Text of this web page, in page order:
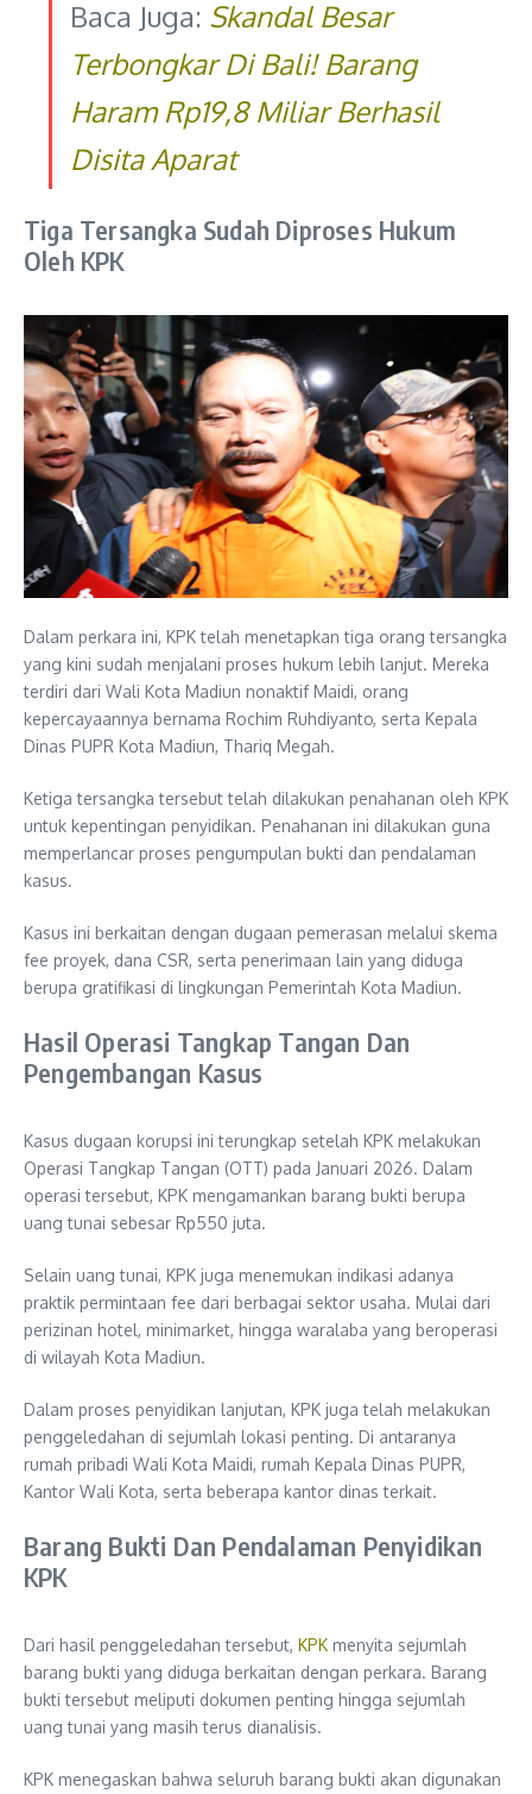
Baca Juga: Skandal Besar
Terbongkar Di Bali! Barang
Haram Rp19,8 Miliar Berhasil
Disita Aparat
Tiga Tersangka Sudah Diproses Hukum
Oleh KPK
Dalam perkara ini, KPK telah menetapkan tiga orang tersangka
yang kini sudah menjalani proses hukum lebih lanjut. Mereka
terdiri dari Wali Kota Madiun nonaktif Maidi, orang
kepercayaannya bernama Rochim Ruhdiyanto, serta Kepala
Dinas PUPR Kota Madiun, Thariq Megah.
Ketiga tersangka tersebut telah dilakukan penahanan oleh KPK
untuk kepentingan penyidikan. Penahanan ini dilakukan guna
memperlancar proses pengumpulan bukti dan pendalaman
kasus.
Kasus ini berkaitan dengan dugaan pemerasan melalui skema
fee proyek, dana CSR, serta penerimaan lain yang diduga
berupa gratifikasi di lingkungan Pemerintah Kota Madiun.
Hasil Operasi Tangkap Tangan Dan
Pengembangan Kasus
Kasus dugaan korupsi ini terungkap setelah KPK melakukan
Operasi Tangkap Tangan (OTT) pada Januari 2026. Dalam
operasi tersebut, KPK mengamankan barang bukti berupa
uang tunai sebesar Rp550 juta.
Selain uang tunai, KPK juga menemukan indikasi adanya
praktik permintaan fee dari berbagai sektor usaha. Mulai dari
perizinan hotel, minimarket, hingga waralaba yang beroperasi
di wilayah Kota Madiun.
Dalam proses penyidikan lanjutan, KPK juga telah melakukan
penggeledahan di sejumlah lokasi penting. Di antaranya
rumah pribadi Wali Kota Maidi, rumah Kepala Dinas PUPR,
Kantor Wali Kota, serta beberapa kantor dinas terkait.
Barang Bukti Dan Pendalaman Penyidikan
KPK
Dari hasil penggeledahan tersebut, KPK menyita sejumlah
barang bukti yang diduga berkaitan dengan perkara. Barang
bukti tersebut meliputi dokumen penting hingga sejumlah
uang tunai yang masih terus dianalisis.
KPK menegaskan bahwa seluruh barang bukti akan digunakan